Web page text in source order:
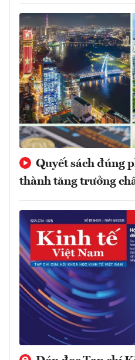
Quyết sách đúng
thành tăng trưởng